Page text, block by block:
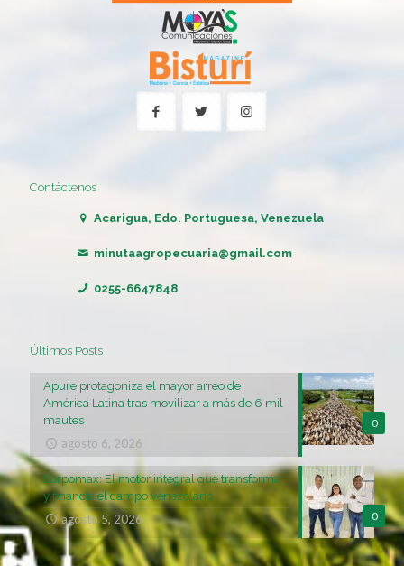
Contáctenos
Acarigua, Edo. Portuguesa, Venezuela
minutaagropecuaria@gmail.com
0255-6647848
Últimos Posts
0
Apure protagoniza el mayor arreo de
América Latina tras movilizar a más de 6 mil
mautes
agosto 6, 2026
0
Corpomax: El motor integral que transforma
y financia el campo venezolano
agosto 5, 2026